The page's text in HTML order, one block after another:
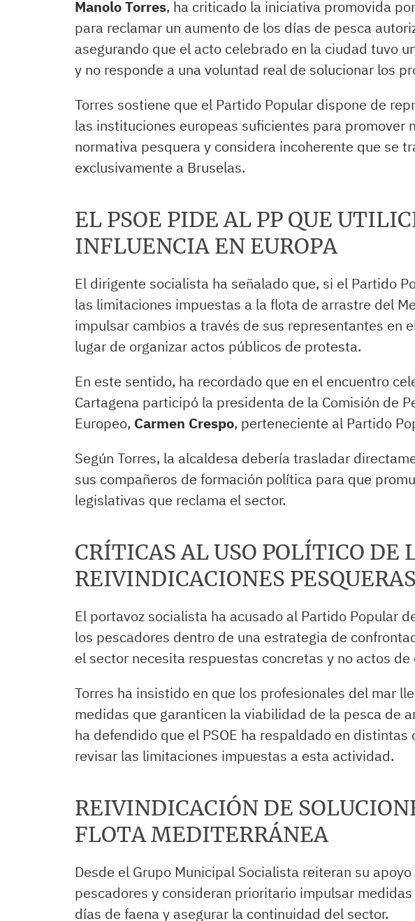
Manolo Torres, ha criticado la iniciativa promovida
para reclamar un aumento de los días de pesca
asegurando que el acto celebrado en la ciudad tuvo
y no responde a una voluntad real de solucionar los
Torres sostiene que el Partido Popular dispone de
las instituciones europeas suficientes para promover
normativa pesquera y considera incoherente que se
exclusivamente a Bruselas.
EL PSOE PIDE AL PP QUE
INFLUENCIA EN EUROPA
El dirigente socialista ha señalado que, si el Partido
las limitaciones impuestas a la flota de arrastre del
impulsar cambios a través de sus representantes en
lugar de organizar actos públicos de protesta.
En este sentido, ha recordado que en el encuentro
Cartagena participó la presidenta de la Comisión de
Europeo, Carmen Crespo, perteneciente al Partido
Según Torres, la alcaldesa debería trasladar
sus compañeros de formación política para que
legislativas que reclama el sector.
CRÍTICAS AL USO POLÍTICO DE
REIVINDICACIONES PESQUERAS
El portavoz socialista ha acusado al Partido Popular
los pescadores dentro de una estrategia de
el sector necesita respuestas concretas y no actos
Torres ha insistido en que los profesionales del mar
medidas que garanticen la viabilidad de la pesca de
ha defendido que el PSOE ha respaldado en
revisar las limitaciones impuestas a esta actividad.
REIVINDICACIÓN DE
FLOTA MEDITERRÁNEA
Desde el Grupo Municipal Socialista reiteran su
pescadores y consideran prioritario impulsar
días de faena y asegurar la continuidad del sector.